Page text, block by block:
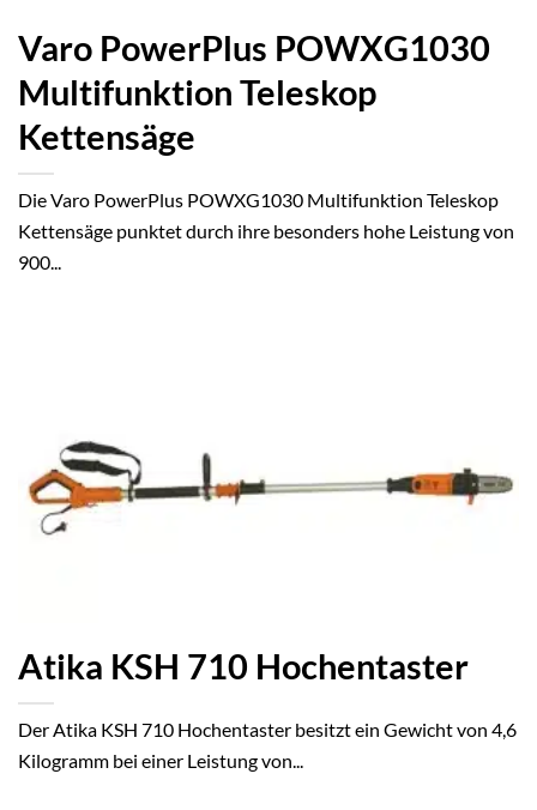
Varo PowerPlus POWXG1030
Multifunktion Teleskop
Kettensäge
Die Varo PowerPlus POWXG1030 Multifunktion Teleskop
Kettensäge punktet durch ihre besonders hohe Leistung von
900...
Atika KSH 710 Hochentaster
Der Atika KSH 710 Hochentaster besitzt ein Gewicht von 4,6
Kilogramm bei einer Leistung von...